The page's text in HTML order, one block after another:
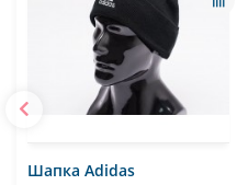
Шапка Adidas